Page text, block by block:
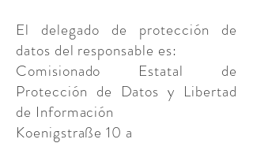
El delegado de protección de
datos del responsable es:
Comisionado Estatal de
Protección de Datos y Libertad
de Información
Koenigstraße 10 a